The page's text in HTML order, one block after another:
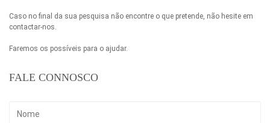
Caso no final da sua pesquisa não encontre o que pretende, não hesite em
contactar-nos.
Faremos os possíveis para o ajudar.
FALE CONNOSCO